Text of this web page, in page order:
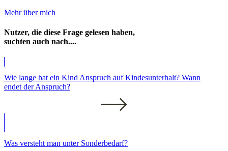
Mehr über mich
Nutzer, die diese Frage gelesen haben,
suchten auch nach....
Wie lange hat ein Kind Anspruch auf Kindesunterhalt? Wann
endet der Anspruch?
Was versteht man unter Sonderbedarf?